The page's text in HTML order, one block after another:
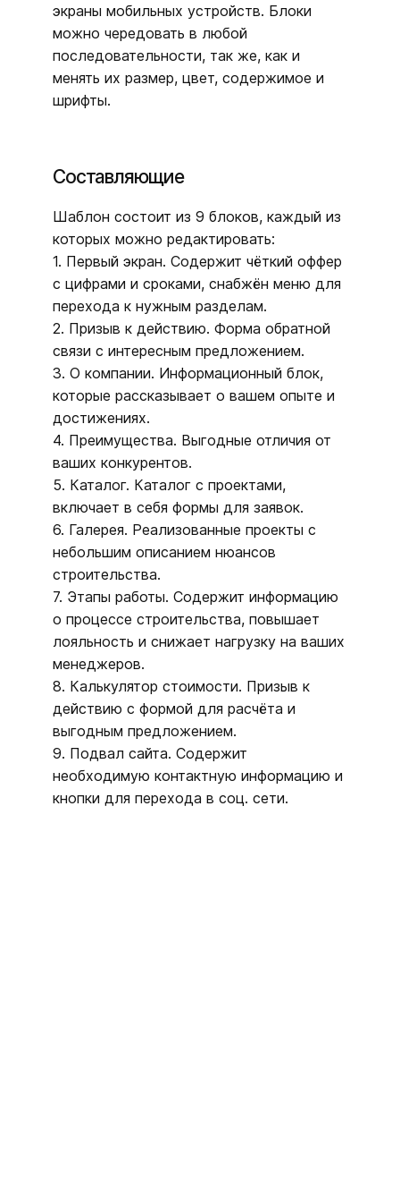
экраны мобильных устройств. Блоки
можно чередовать в любой
последовательности, так же, как и
менять их размер, цвет, содержимое и
шрифты.
Составляющие
Шаблон состоит из 9 блоков, каждый из
которых можно редактировать:
1. Первый экран. Содержит чёткий оффер
с цифрами и сроками, снабжён меню для
перехода к нужным разделам.
2. Призыв к действию. Форма обратной
связи с интересным предложением.
3. О компании. Информационный блок,
которые рассказывает о вашем опыте и
достижениях.
4. Преимущества. Выгодные отличия от
ваших конкурентов.
5. Каталог. Каталог с проектами,
включает в себя формы для заявок.
6. Галерея. Реализованные проекты с
небольшим описанием нюансов
строительства.
7. Этапы работы. Содержит информацию
о процессе строительства, повышает
лояльность и снижает нагрузку на ваших
менеджеров.
8. Калькулятор стоимости. Призыв к
действию с формой для расчёта и
выгодным предложением.
9. Подвал сайта. Содержит
необходимую контактную информацию и
кнопки для перехода в соц. сети.